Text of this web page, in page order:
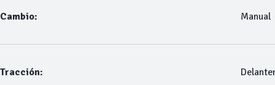
Cambio: Manual
Tracción: